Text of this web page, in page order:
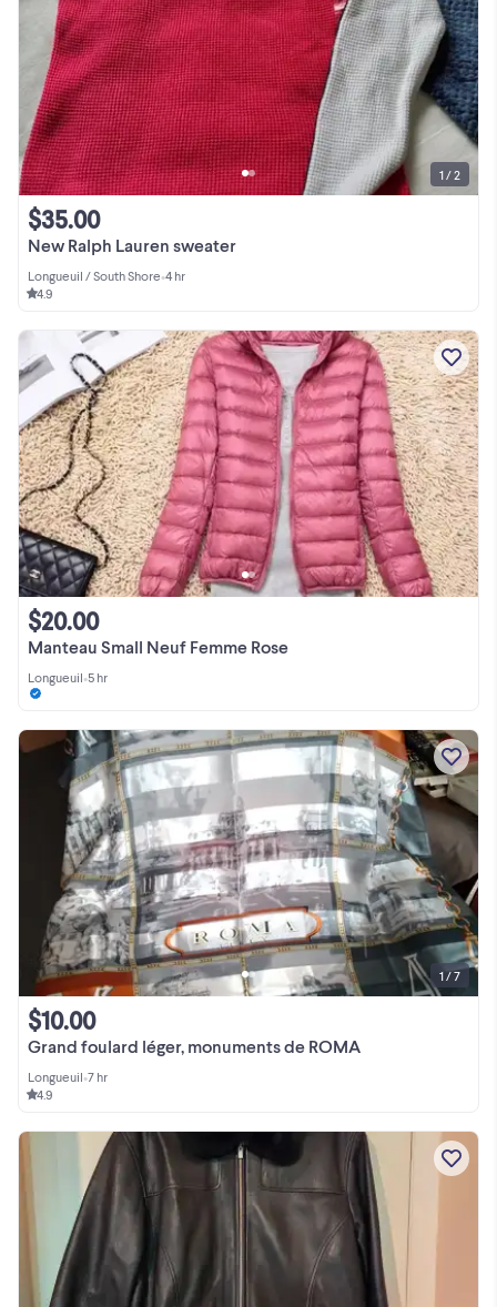
New Ralph Lauren sweater
$35.00
Longueuil / South Shore•4 hr
4.9
1 / 2
Manteau Small Neuf Femme Rose
$20.00
Longueuil•5 hr
Grand foulard léger, monuments de ROMA
$10.00
Longueuil•7 hr
4.9
1 / 7